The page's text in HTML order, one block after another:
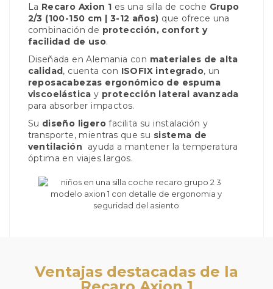
La Recaro Axion 1 es una silla de coche Grupo
2/3 (100-150 cm | 3-12 años) que ofrece una
combinación de protección, confort y
facilidad de uso.
Diseñada en Alemania con materiales de alta
calidad, cuenta con ISOFIX integrado, un
reposacabezas ergonómico de espuma
viscoelástica y protección lateral avanzada
para absorber impactos.
Su diseño ligerofacilita su instalación y
transporte, mientras que su sistema de
ventilación
ayuda a mantener la temperatura
óptima en viajes largos.
Ventajas destacadas de la